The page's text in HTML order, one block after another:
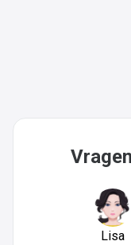
Lisa